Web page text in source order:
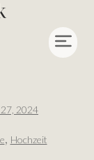
2024
, Hochzeit